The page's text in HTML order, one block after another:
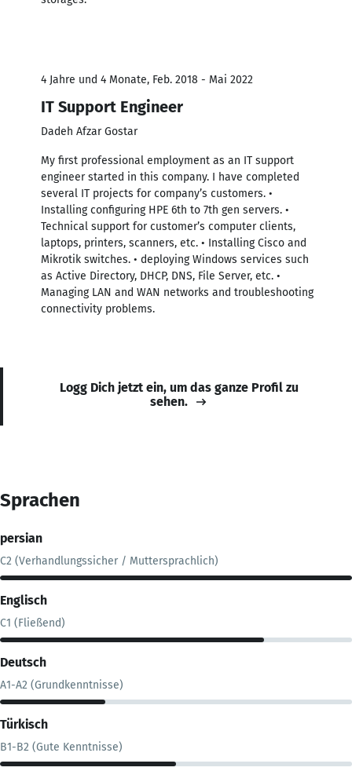
4 Jahre und 4 Monate, Feb. 2018 - Mai 2022
IT Support Engineer
Dadeh Afzar Gostar
My first professional employment as an IT support
engineer started in this company. I have completed
several IT projects for company’s customers. •
Installing configuring HPE 6th to 7th gen servers. •
Technical support for customer’s computer clients,
laptops, printers, scanners, etc. • Installing Cisco and
Mikrotik switches. • deploying Windows services such
as Active Directory, DHCP, DNS, File Server, etc. •
Managing LAN and WAN networks and troubleshooting
connectivity problems.
Logg Dich jetzt ein, um das ganze Profil zu
sehen.
Sprachen
persian
C2 (Verhandlungssicher / Muttersprachlich)
Englisch
C1 (Fließend)
Deutsch
A1-A2 (Grundkenntnisse)
Türkisch
B1-B2 (Gute Kenntnisse)